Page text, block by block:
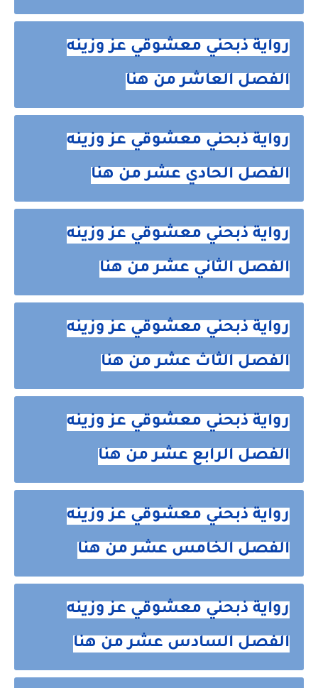
رواية ذبحني معشوقي عز وزينه
الفصل العاشر من هنا
رواية ذبحني معشوقي عز وزينه
الفصل الحادي عشر من هنا
رواية ذبحني معشوقي عز وزينه
الفصل الثاني عشر من هنا
رواية ذبحني معشوقي عز وزينه
الفصل الثاث عشر من هنا
رواية ذبحني معشوقي عز وزينه
الفصل الرابع عشر من هنا
رواية ذبحني معشوقي عز وزينه
الفصل الخامس عشر من هنا
رواية ذبحني معشوقي عز وزينه
الفصل السادس عشر من هنا